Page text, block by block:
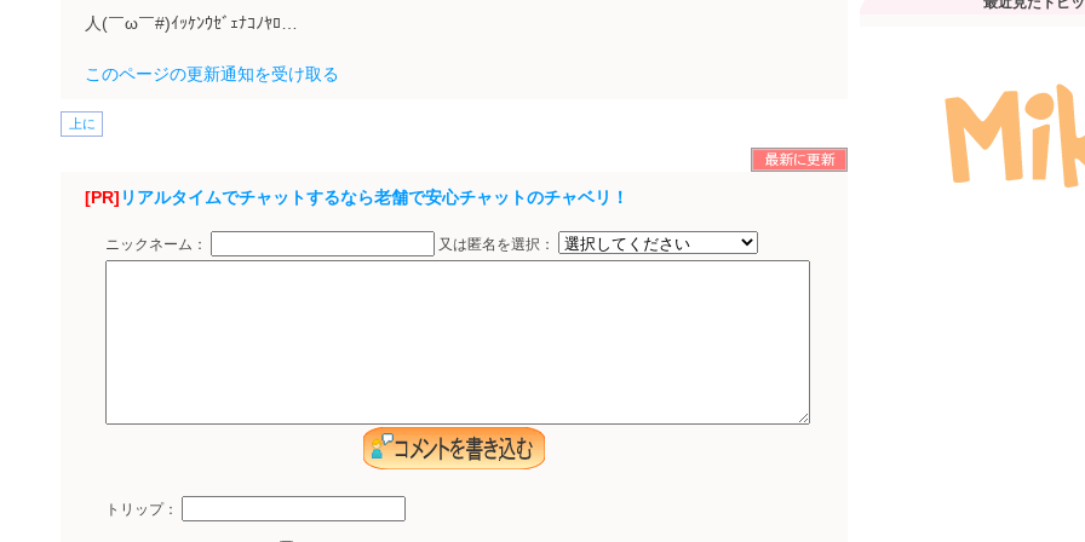
人(￣ω￣#)ｲｯｹﾝｳｾﾞｪﾅｺﾉﾔﾛ…
このページの更新通知を受け取る
上に
[PR] リアルタイムでチャットするなら老舗で安心チャットのチャベリ！
ニックネーム： 又は匿名を選択：
トリップ：